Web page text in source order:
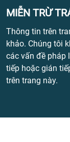
MIỄN TRỪ
Thông tin trên
khảo. Chúng tôi
các vấn đề pháp
tiếp hoặc gián
trên trang này.